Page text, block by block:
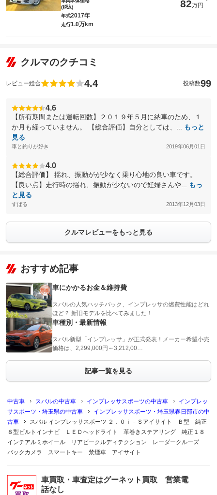
(税込)
82万円
年式2017年
走行1.0万km
クルマのクチコミ
レビュー総合 4.4 投稿数99
4.6
【所有期間または運転回数】２０１９年５月に納車のため、１
か月も経っていません。 【総合評価】自分としては、...
もっと
見る
車と釣りが好き 2019年06月01日
4.0
【総合評価】 揺れ、振動がが少なく乗り心地の良い車です。
【良い点】走行時の揺れ、振動が少ないので妊婦さんや...
もっ
と見る
すばる 2013年12月03日
クルマレビューをもっと見る
おすすめ記事
車にかかるお金＆維持費
スバルの人気ハッチバック、インプレッサの燃費性能はどれ
ほど？ 新旧モデルを比べてみました！
車種別・最新情報
スバル新型「インプレッサ」が正式発表！メーカー希望小売
価格は、2,299,000円～3,212,00…
記事一覧を見る
中古車 スバルの中古車 インプレッサスポーツの中古車
インプレッ
サスポーツ・埼玉県の中古車
インプレッサスポーツ・埼玉県春日部市の中
古車
スバル インプレッサスポーツ ２．０ｉ－Ｓアイサイト Ｂ型 純正
８型ビルトインナビ ＬＥＤヘッドライト 革巻きステアリング 純正１８
インチアルミホイール リアビークルディテクション レーダークルーズ
バックカメラ スマートキー 禁煙車 アイサイト
車買取・車査定はグーネット買取 営業電
話なし